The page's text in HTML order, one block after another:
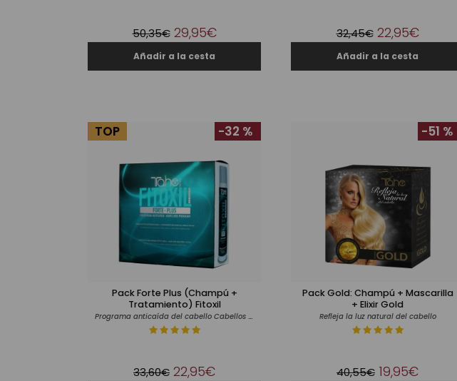
50,35€ 29,95€ 32,45€ 22,95€
Pack Forte Plus (Champú +
Tratamiento) Fitoxil
Programa anticaída del cabello Cabellos castigados
TOP -32 %
33,60€ 22,95€
Pack Gold: Champú + Mascarilla
+ Elixir Gold
Refleja la luz natural del cabello
-51 %
40,55€ 19,95€